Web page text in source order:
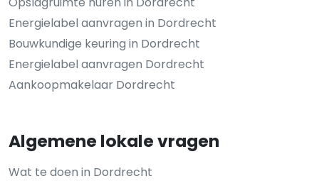
Energielabel aanvragen in Dordrecht
Bouwkundige keuring in Dordrecht
Energielabel aanvragen Dordrecht
Aankoopmakelaar Dordrecht
Algemene lokale vragen
Wat te doen in Dordrecht